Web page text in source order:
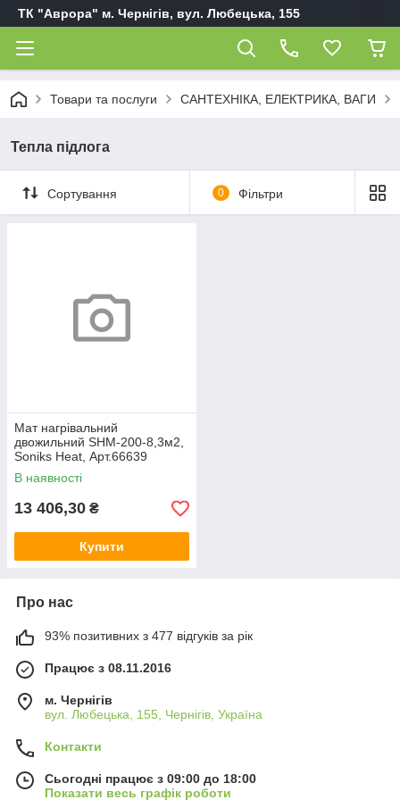
ТК "Аврора" м. Чернігів, вул. Любецька, 155
Товари та послуги САНТЕХНІКА, ЕЛЕКТРИКА, ВАГИ
Тепла підлога
Сортування 0 Фільтри
Мат нагрівальний
двожильний SHM-200-8,3м2,
Soniks Heat, Арт.66639
В наявності
13 406,30 ₴
Купити
Про нас
93% позитивних з 477 відгуків за рік
Працює з 08.11.2016
м. Чернігів
вул. Любецька, 155, Чернігів, Україна
Контакти
Сьогодні працює з 09:00 до 18:00
Показати весь графік роботи